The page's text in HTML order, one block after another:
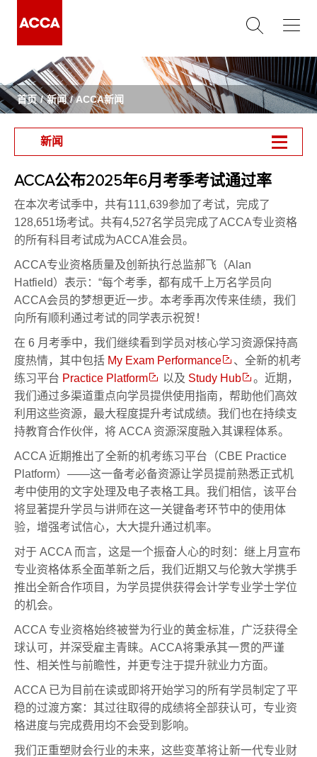
首页 新闻 ACCA新闻
新闻
ACCA公布2025年6月考季考试通过率
在本次考试季中，共有111,639参加了考试，完成了
128,651场考试。共有4,527名学员完成了ACCA专业资格
的所有科目考试成为ACCA准会员。
ACCA专业资格质量及创新执行总监郝飞（Alan
Hatfield）表示：“每个考季，都有成千上万名学员向
ACCA会员的梦想更近一步。本考季再次传来佳绩，我们
向所有顺利通过考试的同学表示祝贺！
在 6 月考季中，我们继续看到学员对核心学习资源保持高
度热情，其中包括 My Exam Performance
、全新的机考
练习平台 Practice Platform 以及 Study Hub
。近期，
我们通过多渠道重点向学员提供使用指南，帮助他们高效
利用这些资源，最大程度提升考试成绩。我们也在持续支
持教育合作伙伴，将 ACCA 资源深度融入其课程体系。
ACCA 近期推出了全新的机考练习平台（CBE Practice
Platform）——这一备考必备资源让学员提前熟悉正式机
考中使用的文字处理及电子表格工具。我们相信，该平台
将显著提升学员与讲师在这一关键备考环节中的使用体
验，增强考试信心，大大提升通过机率。
对于 ACCA 而言，这是一个振奋人心的时刻：继上月宣布
专业资格体系全面革新之后，我们近期又与伦敦大学携手
推出全新合作项目，为学员提供获得会计学专业学士学位
的机会。
ACCA 专业资格始终被誉为行业的黄金标准，广泛获得全
球认可，并深受雇主青睐。ACCA将秉承其一贯的严谨
性、相关性与前瞻性，并更专注于提升就业力方面。
ACCA 已为目前在读或即将开始学习的所有学员制定了平
稳的过渡方案：其过往取得的成绩将全部获认可，专业资
格进度与完成费用均不会受到影响。
我们正重塑财会行业的未来，这些变革将让新一代专业财